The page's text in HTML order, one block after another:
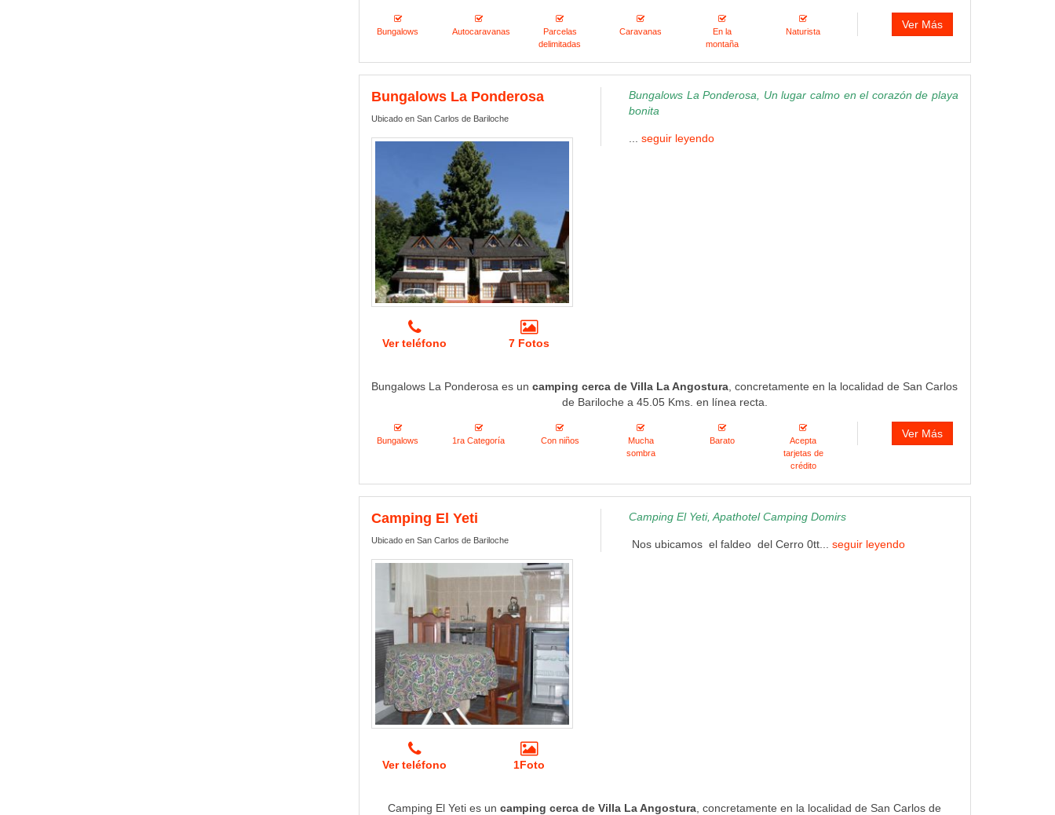
Bungalows Autocaravanas
Parcelas
delimitadas
Caravanas
En la
montaña
Naturista
Ver Más
Bungalows La Ponderosa
Ubicado en San Carlos de Bariloche
Ver teléfono 7 Fotos
Bungalows La Ponderosa, Un lugar calmo en el corazón de playa
bonita
seguir leyendo
Bungalows La Ponderosa es uncamping cerca de Villa La Angostura , concretamente en la localidad de San Carlos
de Bariloche a 45.05 Kms. en línea recta.
Bungalows 1ra Categoría Con niños
Mucha
sombra
Barato
Acepta
tarjetas de
crédito
Ver Más
Camping El Yeti
Ubicado en San Carlos de Bariloche
Ver teléfono 1Foto
Camping El Yeti, Apathotel Camping Domirs
Nos ubicamos el faldeo del Cerro 0tt... seguir leyendo
Camping El Yeti es uncamping cerca de Villa La Angostura , concretamente en la localidad de San Carlos de